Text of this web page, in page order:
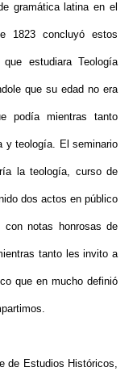
gramática latina en el
1823 concluyó estos
estudiara Teología
que su edad no era
podía mientras tanto
y teología. El seminario
la teología, curso de
dos actos en público
con notas honrosas de
tanto les invito a
que en mucho definió
de Estudios Históricos,